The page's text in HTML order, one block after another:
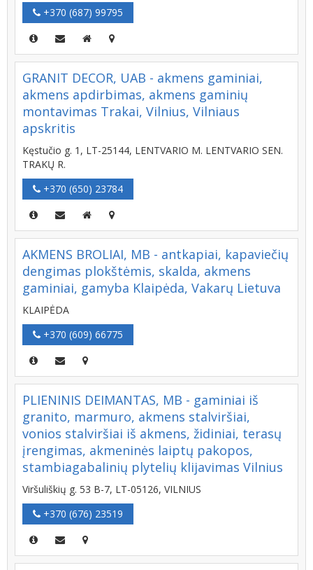
+370 (687) 99795
GRANIT DECOR, UAB - akmens gaminiai,
akmens apdirbimas, akmens gaminių
montavimas Trakai, Vilnius, Vilniaus
apskritis
Kęstučio g. 1, LT-25144, LENTVARIO M. LENTVARIO SEN.
TRAKŲ R.
+370 (650) 23784
AKMENS BROLIAI, MB - antkapiai, kapaviečių
dengimas plokštėmis, skalda, akmens
gaminiai, gamyba Klaipėda, Vakarų Lietuva
KLAIPĖDA
+370 (609) 66775
PLIENINIS DEIMANTAS, MB - gaminiai iš
granito, marmuro, akmens stalviršiai,
vonios stalviršiai iš akmens, židiniai, terasų
įrengimas, akmeninės laiptų pakopos,
stambiagabalinių plytelių klijavimas Vilnius
Viršuliškių g. 53 B-7, LT-05126, VILNIUS
+370 (676) 23519